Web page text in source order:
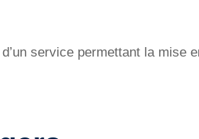
service permettant la mise